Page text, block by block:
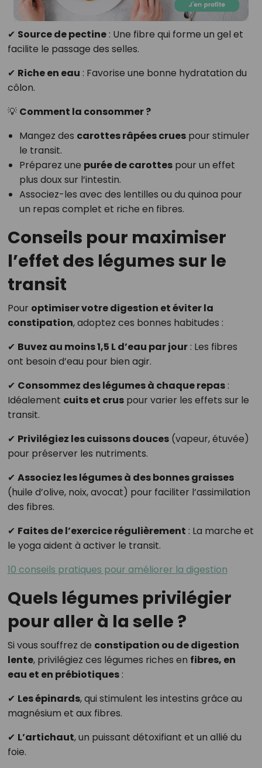
✔ Source de pectine: Une fibre qui forme un gel et
facilite le passage des selles.
✔ Riche en eau : Favorise une bonne hydratation du
côlon.
💡 Comment la consommer ?
Mangez des carottes râpées cruespour stimuler
le transit.
Préparez une purée de carottespour un effet
plus doux sur l’intestin.
Associez-les avec des lentilles ou du quinoa pour
un repas complet et riche en fibres.
Conseils pour maximiser
l’effet des légumes sur le
transit
Pour optimiser votre digestion et éviter la
constipation, adoptez ces bonnes habitudes :
✔ Buvez au moins 1,5 L d’eau par jour: Les fibres
ont besoin d’eau pour bien agir.
✔ Consommez des légumes à chaque repas:
Idéalement cuits et cruspour varier les effets sur le
transit.
✔ Privilégiez les cuissons douces(vapeur, étuvée)
pour préserver les nutriments.
✔ Associez les légumes à des bonnes graisses
(huile d’olive, noix, avocat) pour faciliter l’assimilation
des fibres.
✔ Faites de l’exercice régulièrement : La marche et
le yoga aident à activer le transit.
10 conseils pratiques pour améliorer la digestion
Quels légumes privilégier
pour aller à la selle ?
Si vous souffrez de constipation ou de digestion
lente, privilégiez ces légumes riches en fibres, en
eau et en prébiotiques:
✔ Les épinards, qui stimulent les intestins grâce au
magnésium et aux fibres.
✔ L’artichaut, un puissant détoxifiant et un allié du
foie.